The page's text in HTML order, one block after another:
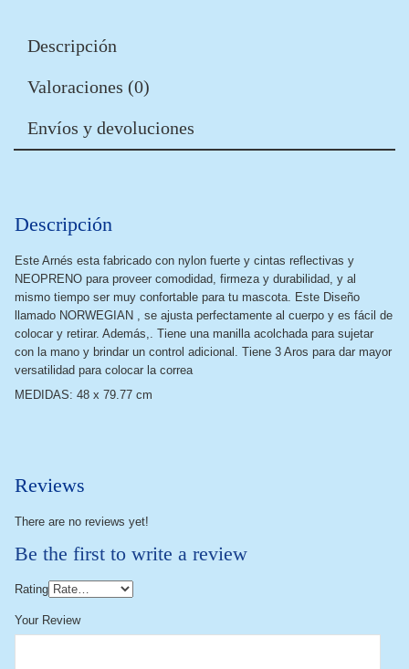
Descripción
Valoraciones (0)
Envíos y devoluciones
Descripción
Este Arnés esta fabricado con nylon fuerte y cintas reflectivas y
NEOPRENO para proveer comodidad, firmeza y durabilidad, y al
mismo tiempo ser muy confortable para tu mascota. Este Diseño
llamado NORWEGIAN , se ajusta perfectamente al cuerpo y es fácil de
colocar y retirar. Además,. Tiene una manilla acolchada para sujetar
con la mano y brindar un control adicional. Tiene 3 Aros para dar mayor
versatilidad para colocar la correa
MEDIDAS: 48 x 79.77 cm
Reviews
There are no reviews yet!
Be the first to write a review
Rating
Your Review